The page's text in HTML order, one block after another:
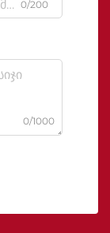
0/200
0/1000